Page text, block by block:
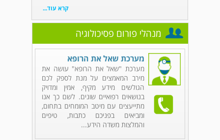
קרא עוד...
מנהלי פורום פסיכולוגיה
מערכת שאל את הרופא
מערכת "שאל את הרופא" עושה את
מירב המאמצים על מנת לספק לכם
הגולשים מידע מקיף, אמין ומדויק
בנושאים רפואיים שונים. לשם כך אנו
מתייעצים עם מיטב המומחים בתחום,
ומביאים בפניכם כתבות, טיפים
והמלצות משדה הידע...